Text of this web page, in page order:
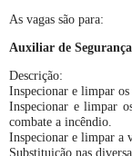
As vagas são para:
Auxiliar de Segurança
Descrição:
Inspecionar e limpar os
Inspecionar e limpar
combate a incêndio.
Inspecionar e limpar a
Substituição nas